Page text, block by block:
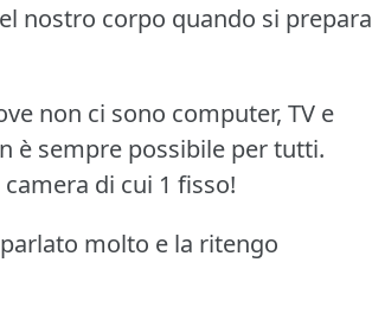
nostro corpo quando si prepara
non ci sono computer, TV e
è sempre possibile per tutti.
di cui 1 fisso!
molto e la ritengo